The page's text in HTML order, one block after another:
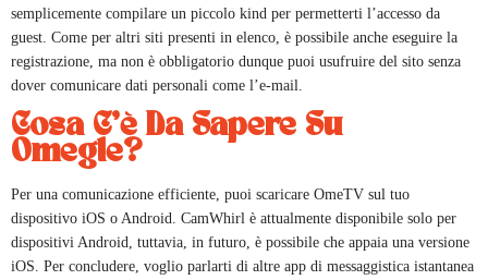
semplicemente compilare un piccolo kind per permetterti l’accesso da
guest. Come per altri siti presenti in elenco, è possibile anche eseguire la
registrazione, ma non è obbligatorio dunque puoi usufruire del sito senza
dover comunicare dati personali come l’e-mail.
Cosa C’è Da Sapere Su
Omegle?
Per una comunicazione efficiente, puoi scaricare OmeTV sul tuo
dispositivo iOS o Android. CamWhirl è attualmente disponibile solo per
dispositivi Android, tuttavia, in futuro, è possibile che appaia una versione
iOS. Per concludere, voglio parlarti di altre app di messaggistica istantanea